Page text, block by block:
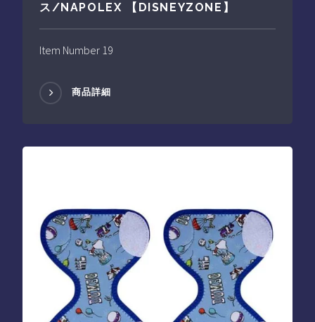
ス/NAPOLEX 【DISNEYZONE】
Item Number 19
商品詳細